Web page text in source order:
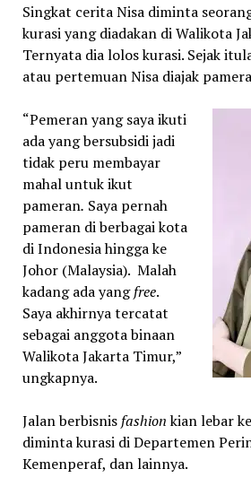
Singkat cerita Nisa diminta
kurasi yang diadakan di Walikota
Ternyata dia lolos kurasi. Sejak
atau pertemuan Nisa diajak
“Pemeran yang saya ikuti
ada yang bersubsidi jadi
tidak peru membayar
mahal untuk ikut
pameran. Saya pernah
pameran di berbagai kota
di Indonesia hingga ke
Johor (Malaysia). Malah
kadang ada yangfree.
Saya akhirnya tercatat
sebagai anggota binaan
Walikota Jakarta Timur,”
ungkapnya.
Jalan berbisnis fashionkian lebar
diminta kurasi di Departemen
Kemenperaf, dan lainnya.